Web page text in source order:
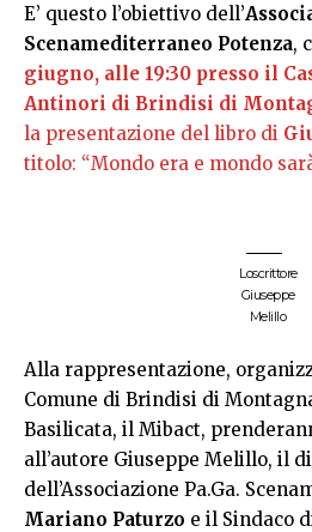
E’ questo l’obiettivo dell’
Scenamediterraneo Potenza,
giugno, alle 19:30 presso il
Antinori di Brindisi di
la presentazione del libro di
titolo: “Mondo era e mondo
Loscrittore
Giuseppe
Melillo
Alla rappresentazione,
Comune di Brindisi di
Basilicata, il Mibact,
all’autore Giuseppe Melillo, il
dell’Associazione Pa.Ga.
Mariano Paturzo e il Sindaco